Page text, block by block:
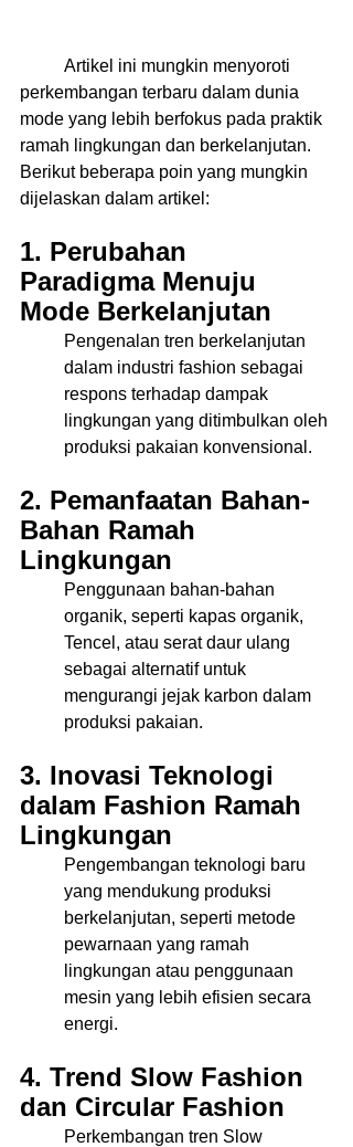
perkembangan terbaru dalam dunia
mode yang lebih berfokus pada praktik
ramah lingkungan dan berkelanjutan.
Berikut beberapa poin yang mungkin
dijelaskan dalam artikel:
1. Perubahan
Paradigma Menuju
Mode Berkelanjutan
Pengenalan tren berkelanjutan
dalam industri fashion sebagai
respons terhadap dampak
lingkungan yang ditimbulkan oleh
produksi pakaian konvensional.
2. Pemanfaatan Bahan-
Bahan Ramah
Lingkungan
Penggunaan bahan-bahan
organik, seperti kapas organik,
Tencel, atau serat daur ulang
sebagai alternatif untuk
mengurangi jejak karbon dalam
produksi pakaian.
3. Inovasi Teknologi
dalam Fashion Ramah
Lingkungan
Pengembangan teknologi baru
yang mendukung produksi
berkelanjutan, seperti metode
pewarnaan yang ramah
lingkungan atau penggunaan
mesin yang lebih efisien secara
energi.
4. Trend Slow Fashion
dan Circular Fashion
Perkembangan tren Slow